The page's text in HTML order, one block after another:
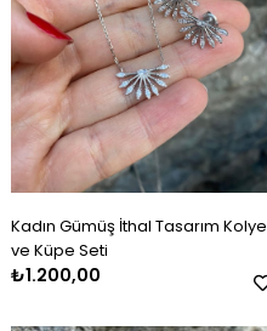
Kadın Gümüş Kazaziye Kombin
Set
₺4.800,00
Kadın Gümüş İthal Tasarım
Kolye ve Küpe Seti
₺1.200,00
New
Item
Kadın Gümüş Lacivert Beyaz
Mineli Kelepçe
₺2.600,00
Kadın Gümüş İthal Tasarım Kolye
ve Küpe Seti
₺1.200,00